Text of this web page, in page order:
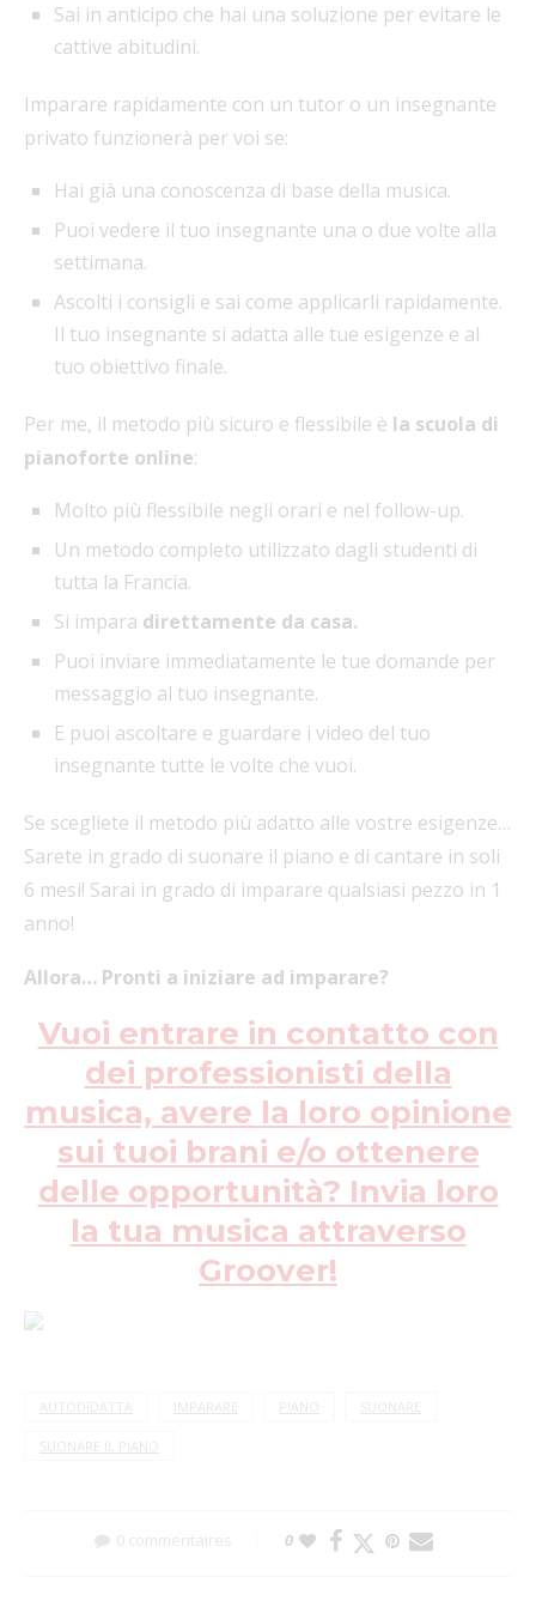
Sai in anticipo che hai una soluzione per evitare le
cattive abitudini.
Imparare rapidamente con un tutor o un insegnante
privato funzionerà per voi se:
Hai già una conoscenza di base della musica.
Puoi vedere il tuo insegnante una o due volte alla
settimana.
Ascolti i consigli e sai come applicarli rapidamente.
Il tuo insegnante si adatta alle tue esigenze e al
tuo obiettivo finale.
Per me, il metodo più sicuro e flessibile è la scuola di
pianoforte online:
Molto più flessibile negli orari e nel follow-up.
Un metodo completo utilizzato dagli studenti di
tutta la Francia.
Si impara direttamente da casa.
Puoi inviare immediatamente le tue domande per
messaggio al tuo insegnante.
E puoi ascoltare e guardare i video del tuo
insegnante tutte le volte che vuoi.
Se scegliete il metodo più adatto alle vostre esigenze…
Sarete in grado di suonare il piano e di cantare in soli
6 mesi! Sarai in grado di imparare qualsiasi pezzo in 1
anno!
Allora… Pronti a iniziare ad imparare?
Vuoi entrare in contatto con
dei professionisti della
musica, avere la loro opinione
sui tuoi brani e/o ottenere
delle opportunità? Invia loro
la tua musica attraverso
Groover!
AUTODIDATTA IMPARARE PIANO SUONARE
SUONARE IL PIANO
0 commentaires 0